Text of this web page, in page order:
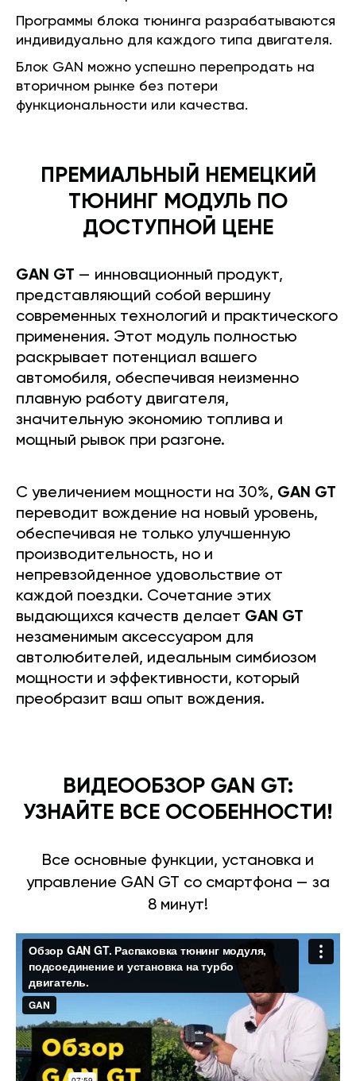
Программы блока тюнинга разрабатываются
индивидуально для каждого типа двигателя.
Блок GAN можно успешно перепродать на
вторичном рынке без потери
функциональности или качества.
ПРЕМИАЛЬНЫЙ НЕМЕЦКИЙ
ТЮНИНГ МОДУЛЬ ПО
ДОСТУПНОЙ ЦЕНЕ
GAN GT — инновационный продукт,
представляющий собой вершину
современных технологий и практического
применения. Этот модуль полностью
раскрывает потенциал вашего
автомобиля, обеспечивая неизменно
плавную работу двигателя,
значительную экономию топлива и
мощный рывок при разгоне.
С увеличением мощности на 30%, GAN GT
переводит вождение на новый уровень,
обеспечивая не только улучшенную
производительность, но и
непревзойденное удовольствие от
каждой поездки. Сочетание этих
выдающихся качеств делает GAN GT
незаменимым аксессуаром для
автолюбителей, идеальным симбиозом
мощности и эффективности, который
преобразит ваш опыт вождения.
ВИДЕООБЗОР GAN GT:
УЗНАЙТЕ ВСЕ ОСОБЕННОСТИ!
Все основные функции, установка и
управление GAN GT со смартфона — за
8 минут!